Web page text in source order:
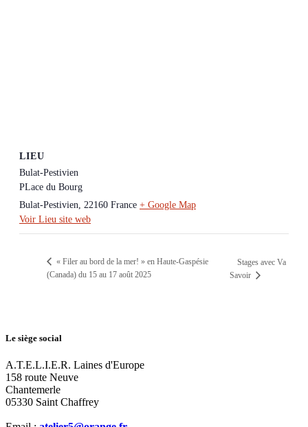
LIEU
Bulat-Pestivien
PLace du Bourg
Bulat-Pestivien, 22160 France + Google Map
Voir Lieu site web
« Filer au bord de la mer! » en Haute-Gaspésie
(Canada) du 15 au 17 août 2025
Stages avec Va
Savoir
Le siège social
A.T.E.L.I.E.R. Laines d'Europe
158 route Neuve
Chantemerle
05330 Saint Chaffrey